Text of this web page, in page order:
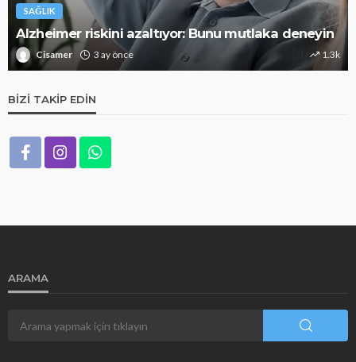
SAĞLIK
Alzheimer riskini azaltıyor: Bunu mutlaka deneyin
Cisamer 3 ay önce 1.3k
BIZI TAKIP EDIN
ARAMA